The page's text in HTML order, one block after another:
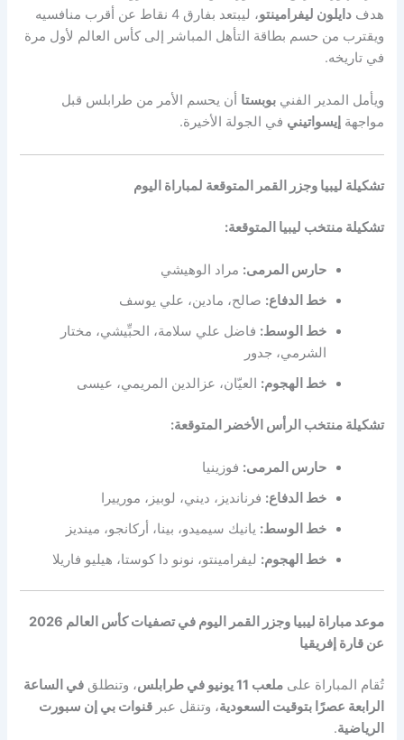
هدفدايلون ليفرامينتو
، ليبتعد بفارق 4 نقاط عن أقرب منافسيه
ويقترب من حسم بطاقة التأهل المباشر إلى كأس العالم لأول مرة
في تاريخه.
ويأمل المدير الفنيبوبستا أن يحسم الأمر من طرابلس قبل
مواجهةإيسواتيني في الجولة الأخيرة.
تشكيلة ليبيا وجزر القمر المتوقعة لمباراة اليوم
تشكيلة منتخب ليبيا المتوقعة:
حارس المرمى: مراد الوهيشي
خط الدفاع: صالح، مادين، علي يوسف
خط الوسط: فاضل علي سلامة، الحبِّيشي، مختار
الشرمي، جدور
خط الهجوم: العيّان، عزالدين المريمي، عيسى
تشكيلة منتخب الرأس الأخضر المتوقعة:
حارس المرمى: فوزينيا
خط الدفاع: فرنانديز، ديني، لوبيز، مورييرا
خط الوسط: يانيك سيميدو، بينا، أركانجو، مينديز
خط الهجوم: ليفرامينتو، نونو دا كوستا، هيليو فاريلا
موعد مباراة ليبيا وجزر القمر اليوم في تصفيات كأس العالم 2026
عن قارة إفريقيا
تُقام المباراة علىملعب 11 يونيو في طرابلس ، وتنطلقفي الساعة
الرابعة عصرًا بتوقيت السعودية، وتنقل عبرقنوات بي إن سبورت
الرياضية.